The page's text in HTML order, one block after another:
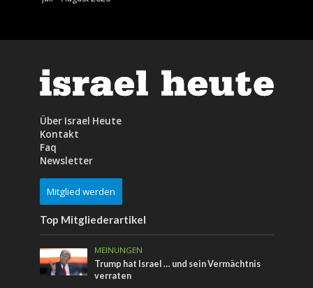
Über Israel Heute
Kontakt
Faq
Newsletter
Mitglied werden
Top Mitgliederartikel
MEINUNGEN
Trump hat Israel … und sein Vermächtnis
verraten